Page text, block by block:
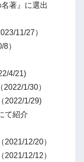
著』に選出
11/27）
）
4/21)
1/30）
2022/1/29)
て紹介
2021/12/20）
2021/12/12）